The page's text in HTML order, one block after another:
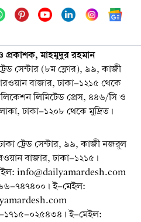
মাহমুদুর রহমান
সেন্টার (৮ম ফ্লোর), ৯৯, কাজী
বাজার, ঢাকা-১২১৫ থেকে
লিমিটেড প্রেস, ৪৪৬/সি ও
ঢাকা-১২০৮ থেকে মুদ্রিত।
ট্রেড সেন্টার, ৯৯, কাজী নজরুল
বাজার, ঢাকা-১২১৫।
info@dailyamardesh.com
৭৪৭৪০০। ই-মেইল:
১৭১৫-০২৫৪৩৪ । ই-মেইল: